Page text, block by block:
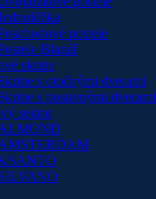
postele
Blanář
skrine
s otočnými dverami
s posuvnými dverami
sektor